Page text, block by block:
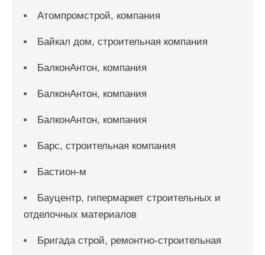
Атомпромстрой, компания
Байкал дом, строительная компания
БалконАнтон, компания
БалконАнтон, компания
БалконАнтон, компания
Барс, строительная компания
Бастион-м
Бауцентр, гипермаркет строительных и
отделочных материалов
Бригада строй, ремонтно-строительная